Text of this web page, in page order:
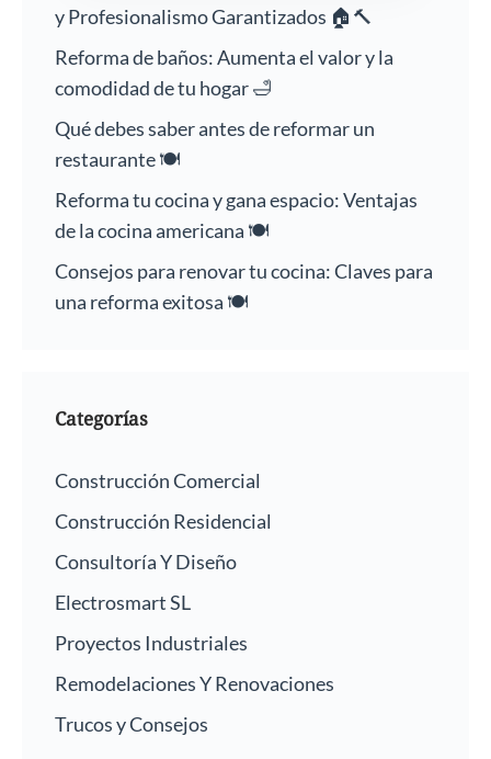
y Profesionalismo Garantizados 🏠🔨
Reforma de baños: Aumenta el valor y la
comodidad de tu hogar 🛁
Qué debes saber antes de reformar un
restaurante 🍽️
Reforma tu cocina y gana espacio: Ventajas
de la cocina americana 🍽️
Consejos para renovar tu cocina: Claves para
una reforma exitosa 🍽️
Categorías
Construcción Comercial
Construcción Residencial
Consultoría Y Diseño
Electrosmart SL
Proyectos Industriales
Remodelaciones Y Renovaciones
Trucos y Consejos